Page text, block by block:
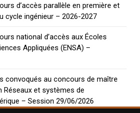
d’accès parallèle en première et
cycle ingénieur – 2026-2027
national d’accès aux Écoles
Appliquées (ENSA) –
convoqués au concours de maître
Réseaux et systèmes de
– Session 29/06/2026